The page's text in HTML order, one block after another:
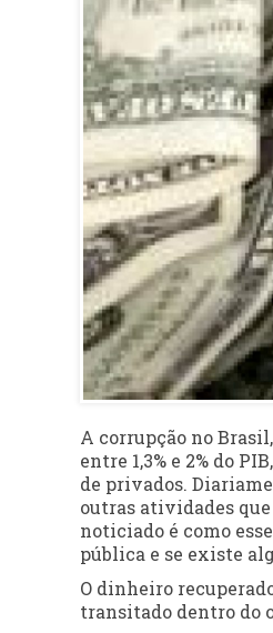
A corrupção no
entre 1,3% e 2% do
de privados.
outras atividades que
noticiado é como
pública e se existe
O dinheiro
transitado dentro do